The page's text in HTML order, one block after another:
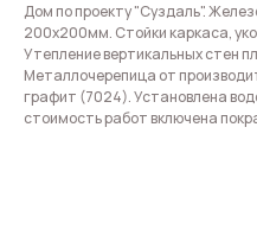
Дом по проекту "Суздаль".
200х200мм. Стойки каркаса,
Утепление вертикальных стен
Металлочерепица от
графит (7024). Установлена
стоимость работ включена